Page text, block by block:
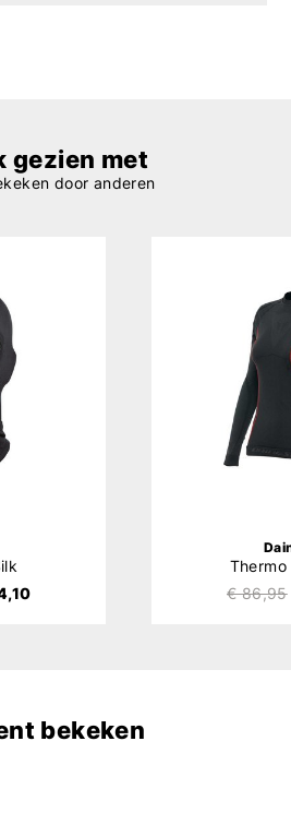
gezien met
door anderen
€ 86,95
bekeken